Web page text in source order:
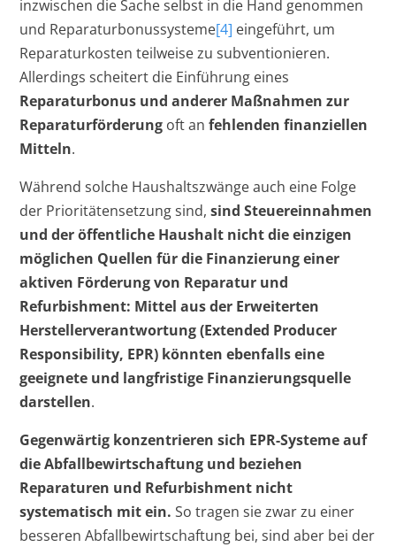
inzwischen die Sache selbst in die Hand genommen
und Reparaturbonussysteme[4] eingeführt, um
Reparaturkosten teilweise zu subventionieren.
Allerdings scheitert die Einführung eines
Reparaturbonus und anderer Maßnahmen zur
Reparaturförderung oft an fehlenden finanziellen
Mitteln.
Während solche Haushaltszwänge auch eine Folge
der Prioritätensetzung sind, sind Steuereinnahmen
und der öffentliche Haushalt nicht die einzigen
möglichen Quellen für die Finanzierung einer
aktiven Förderung von Reparatur und
Refurbishment: Mittel aus der Erweiterten
Herstellerverantwortung (Extended Producer
Responsibility, EPR) könnten ebenfalls eine
geeignete und langfristige Finanzierungsquelle
darstellen.
Gegenwärtig konzentrieren sich EPR-Systeme auf
die Abfallbewirtschaftung und beziehen
Reparaturen und Refurbishment nicht
systematisch mit ein. So tragen sie zwar zu einer
besseren Abfallbewirtschaftung bei, sind aber bei der